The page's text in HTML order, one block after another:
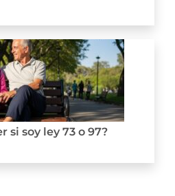
si soy ley 73 o 97?